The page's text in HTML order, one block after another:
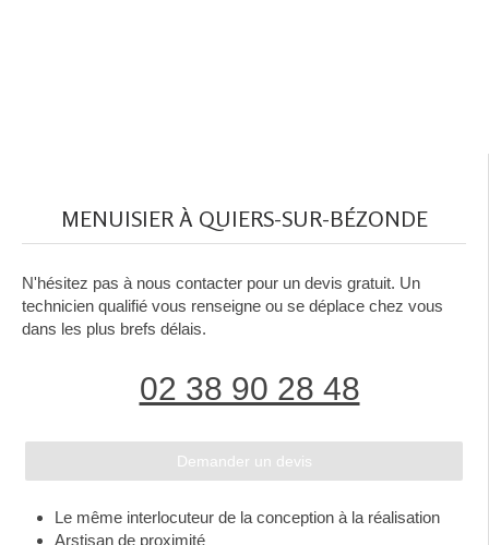
MENUISIER À QUIERS-SUR-BÉZONDE
N'hésitez pas à nous contacter pour un devis gratuit. Un
technicien qualifié vous renseigne ou se déplace chez vous
dans les plus brefs délais.
02 38 90 28 48
Demander un devis
Le même interlocuteur de la conception à la réalisation
Arstisan de proximité